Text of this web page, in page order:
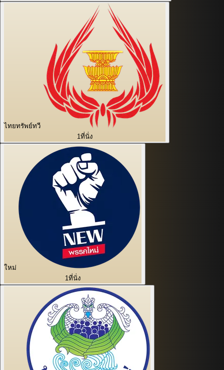
ไทยทรัพย์ทวี
1ที่นั่ง
ใหม่
1ที่นั่ง